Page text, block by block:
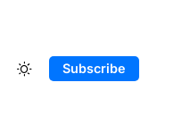
Subscribe